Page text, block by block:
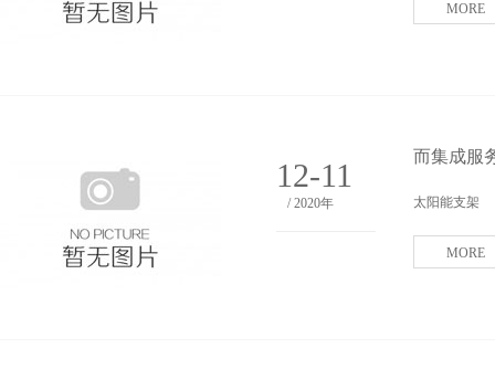
MORE
12-11
/ 2020年
而集成服
太阳能支架
MORE